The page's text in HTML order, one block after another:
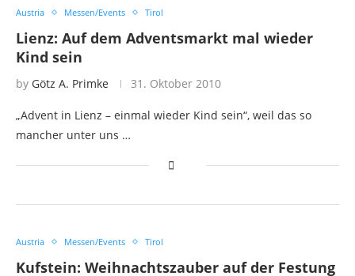
Austria Messen/Events Tirol
Lienz: Auf dem Adventsmarkt mal wieder
Kind sein
by Götz A. Primke 31. Oktober 2010
„Advent in Lienz – einmal wieder Kind sein“, weil das so
mancher unter uns …
Austria Messen/Events Tirol
Kufstein: Weihnachtszauber auf der Festung